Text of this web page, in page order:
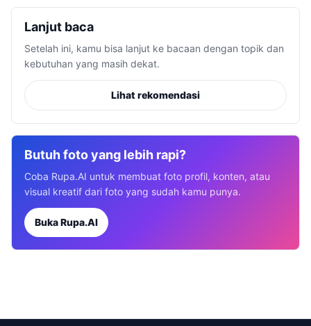
Lanjut baca
Setelah ini, kamu bisa lanjut ke bacaan dengan topik dan
kebutuhan yang masih dekat.
Lihat rekomendasi
Butuh foto yang lebih rapi?
Coba Rupa.AI untuk membuat foto profil, konten, atau
visual kreatif dari foto yang sudah kamu punya.
Buka Rupa.AI